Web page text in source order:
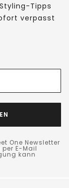
Tipps
verpasst
One Newsletter
E-Mail
kann